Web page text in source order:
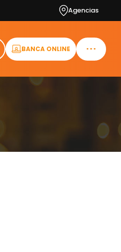
Agencias
BANCA ONLINE